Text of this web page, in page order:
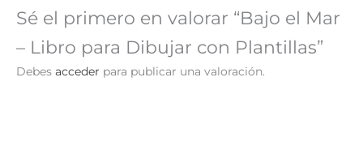
Sé el primero en valorar “Bajo el Mar
– Libro para Dibujar con Plantillas”
Debes acceder para publicar una valoración.